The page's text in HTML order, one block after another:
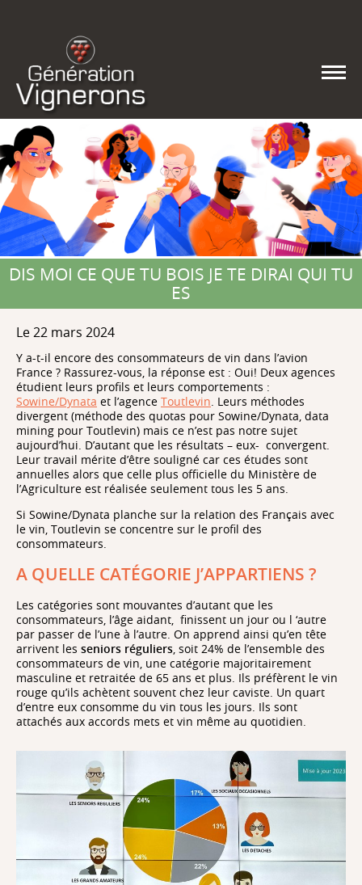
DIS MOI CE QUE TU BOIS JE TE DIRAI QUI TU
ES
Le 22 mars 2024
Y a-t-il encore des consommateurs de vin dans l’avion
France ? Rassurez-vous, la réponse est : Oui! Deux agences
étudient leurs profils et leurs comportements :
Sowine/Dynata et l’agence Toutlevin. Leurs méthodes
divergent (méthode des quotas pour Sowine/Dynata, data
mining pour Toutlevin) mais ce n’est pas notre sujet
aujourd’hui. D’autant que les résultats – eux- convergent.
Leur travail mérite d’être souligné car ces études sont
annuelles alors que celle plus officielle du Ministère de
l’Agriculture est réalisée seulement tous les 5 ans.
Si Sowine/Dynata planche sur la relation des Français avec
le vin, Toutlevin se concentre sur le profil des
consommateurs.
A QUELLE CATÉGORIE J’APPARTIENS ?
Les catégories sont mouvantes d’autant que les
consommateurs, l’âge aidant, finissent un jour ou l ‘autre
par passer de l’une à l’autre. On apprend ainsi qu’en tête
arrivent les seniors réguliers , soit 24% de l’ensemble des
consommateurs de vin, une catégorie majoritairement
masculine et retraitée de 65 ans et plus. Ils préfèrent le vin
rouge qu’ils achètent souvent chez leur caviste. Un quart
d’entre eux consomme du vin tous les jours. Ils sont
attachés aux accords mets et vin même au quotidien.